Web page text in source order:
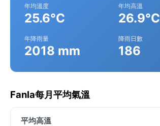
年均溫度
25.6°C
年均高溫
26.9°C
年降雨量
2018 mm
降雨日數
186
Fanla每月平均氣溫
平均高溫